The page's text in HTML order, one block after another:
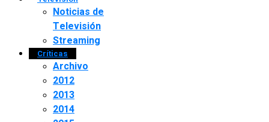
Noticias de
Televisión
Streaming
Críticas
Archivo
2012
2013
2014